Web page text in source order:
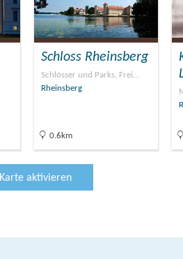
Schloss Rheinsberg
Schlösser und Parks, Frei…
Rheinsberg
0.6km
Karte aktivieren